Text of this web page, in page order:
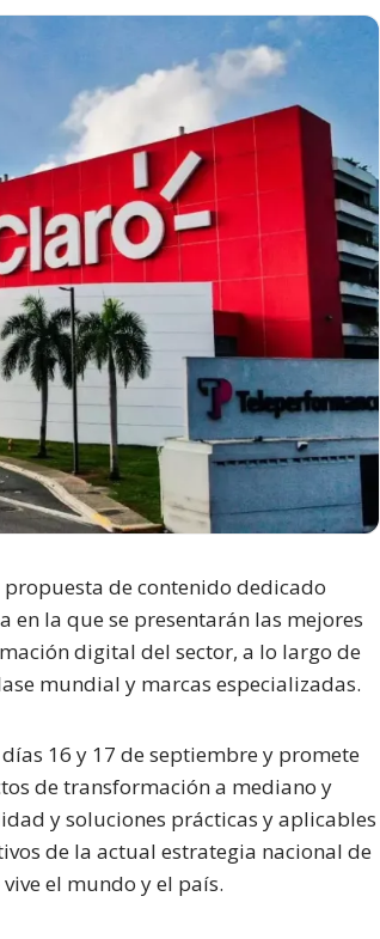
de contenido dedicado
en la que se presentarán las mejores
digital del sector, a lo largo de
mundial y marcas especializadas.
16 y 17 de septiembre y promete
de transformación a mediano y
y soluciones prácticas y aplicables
de la actual estrategia nacional de
el mundo y el país.